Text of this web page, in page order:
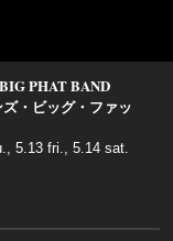
PHAT BAND
・ビッグ・ファッ
5.13 fri., 5.14 sat.